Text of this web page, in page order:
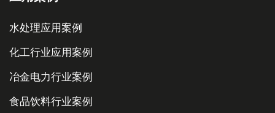
水处理应用案例
化工行业应用案例
冶金电力行业案例
食品饮料行业案例